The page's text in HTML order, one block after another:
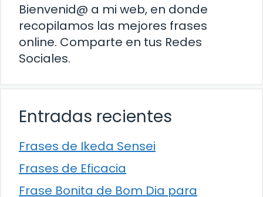
Bienvenid@ a mi web, en donde
recopilamos las mejores frases
online. Comparte en tus Redes
Sociales.
Entradas recientes
Frases de Ikeda Sensei
Frases de Eficacia
Frase Bonita de Bom Dia para